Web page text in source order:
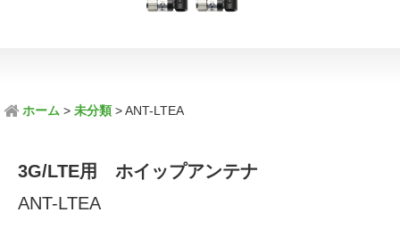
ホーム 未分類 ANT-LTEA
3G/LTE用 ホイップアンテナ
ANT-LTEA